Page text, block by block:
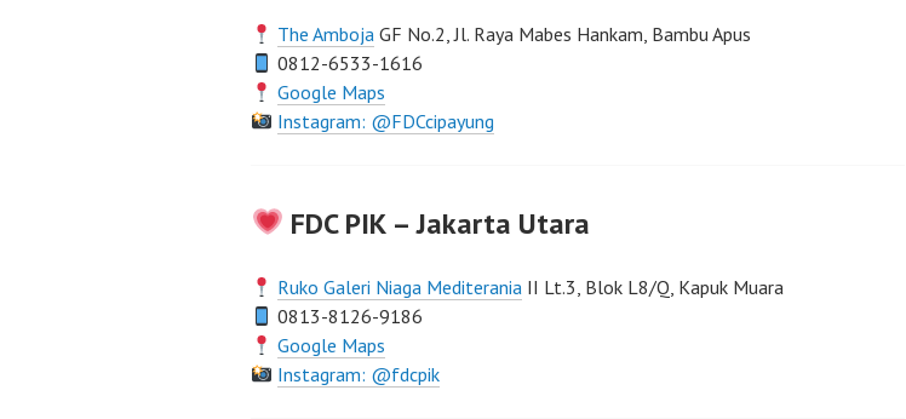
The Amboja GF No.2, Jl. Raya Mabes Hankam, Bambu Apus
0812-6533-1616
Google Maps
Instagram: @FDCcipayung
FDC PIK – Jakarta Utara
Ruko Galeri Niaga Mediterania II Lt.3, Blok L8/Q, Kapuk Muara
0813-8126-9186
Google Maps
Instagram: @fdcpik